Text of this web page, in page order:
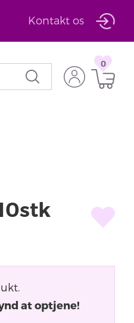
Kontakt os
0
at optjene!